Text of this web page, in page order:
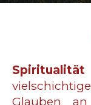
Spiritualität
Glauben